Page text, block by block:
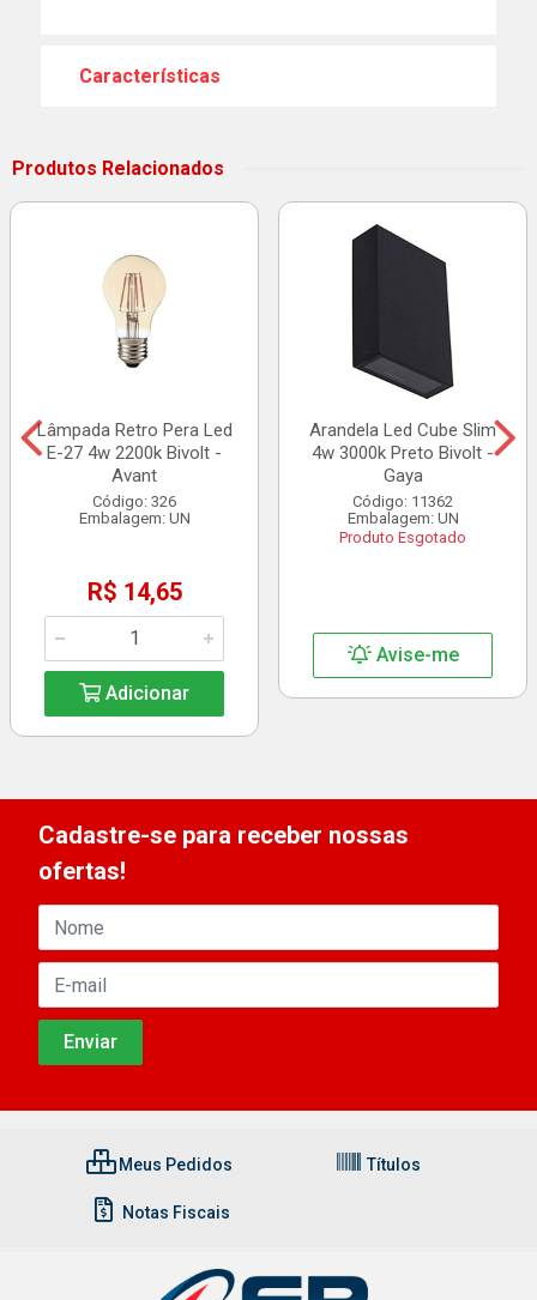
Características
Produtos Relacionados
Lâmpada Retro Pera Led
E-27 4w 2200k Bivolt -
Avant
Código: 326
Embalagem: UN
R$ 14,65
Adicionar
Arandela Led Cube Slim
4w 3000k Preto Bivolt -
Gaya
Código: 11362
Embalagem: UN
Produto Esgotado
Avise-me
Cadastre-se para receber nossas
ofertas!
Meus Pedidos Títulos
Notas Fiscais